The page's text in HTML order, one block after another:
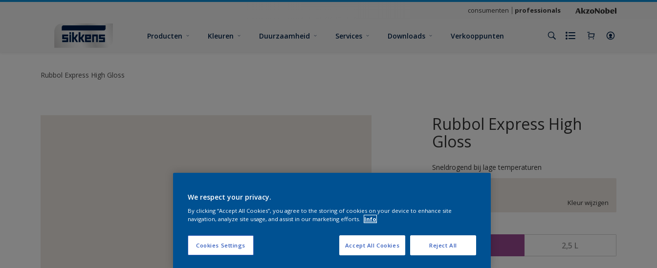
consumenten professionals
Producten Kleuren Duurzaamheid Services Downloads Verkooppunten
Rubbol Express High Gloss
Rubbol Express High
Gloss
Sneldrogend bij lage temperaturen
Kleur wijzigen
2,5 L
We respect your privacy.
By clicking “Accept All Cookies”, you agree to the storing of cookies on your device to enhance site
navigation, analyze site usage, and assist in our marketing efforts.
Info
Cookies Settings Reject All
Accept All Cookies